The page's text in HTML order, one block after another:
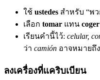
ใช้ ustedes สำหรับ “พ
เลือก tomar แทน coger
เรียนคำนี้ไว้: celular,
ว่า camión อาจหมายถึ
ลงเครื่องที่แคริบเบียน